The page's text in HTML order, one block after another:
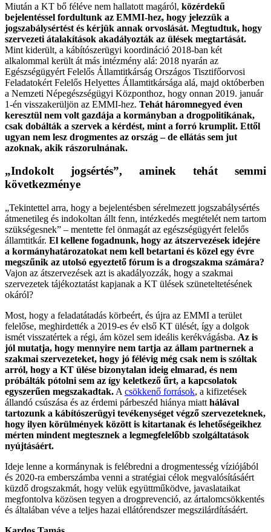
Miután a KT bő féléve nem hallatott magáról, közérdekű
bejelentéssel fordultunk az EMMI-hez, hogy jelezzük a
jogszabálysértést és kérjük annak orvoslását. Megtudtuk, hogy
szervezeti átalakítások akadályozták az ülések megtartását.
Mint kiderült, a kábítószerügyi koordináció 2018-ban két
alkalommal került át más intézmény alá: 2018 nyarán az
Egészségügyért Felelős Államtitkárság Országos Tisztifőorvosi
Feladatokért Felelős Helyettes Államtitkársága alá, majd októberben
a Nemzeti Népegészségügyi Központhoz, hogy onnan 2019. január
1-én visszakerüljön az EMMI-hez. Tehát háromnegyed éven
keresztül nem volt gazdája a kormányban a drogpolitikának,
csak dobálták a szervek a kérdést, mint a forró krumplit. Ettől
ugyan nem lesz drogmentes az ország – de ellátás sem jut
azoknak, akik rászorulnának.
„Indokolt jogsértés”, aminek tehát semmi
következménye
„Tekintettel arra, hogy a bejelentésben sérelmezett jogszabálysértés
átmenetileg és indokoltan állt fenn, intézkedés megtételét nem tartom
szükségesnek” – mentette fel önmagát az egészségügyért felelős
államtitkár. El kellene fogadnunk, hogy az átszervezések idejére
a kormányhatározatokat nem kell betartani és közel egy évre
megszűnik az utolsó egyeztető fórum is a drogszakma számára?
Vajon az átszervezések azt is akadályozzák, hogy a szakmai
szervezetek tájékoztatást kapjanak a KT ülések szüneteltetésének
okáról?
Most, hogy a feladatátadás körbeért, és újra az EMMI a terület
felelőse, meghirdették a 2019-es év első KT ülését, így a dolgok
ismét visszatértek a régi, ám közel sem ideális kerékvágásba. Az is
jól mutatja, hogy mennyire nem tartja az állam partnernek a
szakmai szervezeteket, hogy jó félévig még csak nem is szóltak
arról, hogy a KT ülése bizonytalan ideig elmarad, és nem
próbálták pótolni sem az így keletkező űrt, a kapcsolatok
egyszerűen megszakadtak. A csökkenő források, a kifizetések
állandó csúszása és az érdemi párbeszéd hiánya miatt hálával
tartozunk a kábítószerügyi tevékenységet végző szervezeteknek,
hogy ilyen körülmények között is kitartanak és lehetőségeikhez
mérten mindent megtesznek a legmegfelelőbb szolgáltatások
nyújtásáért.
Ideje lenne a kormánynak is felébredni a drogmentesség víziójából
és 2020-ra emberszámba venni a stratégiai célok megvalósításáért
küzdő drogszakmát, hogy velük együttműködve, javaslataikat
megfontolva közösen tegyen a drogprevenció, az ártalomcsökkentés
és általában véve a teljes hazai ellátórendszer megszilárdításáért.